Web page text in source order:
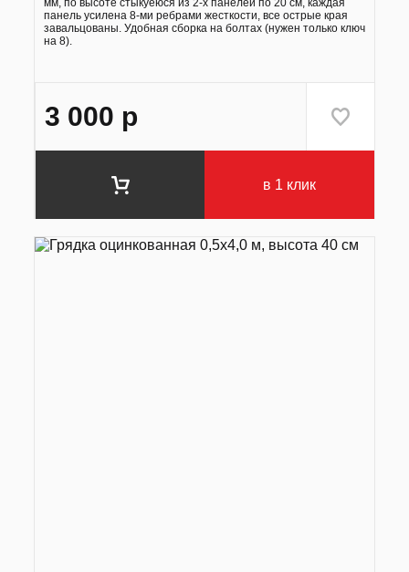
мм, по высоте стыкуеюся из 2-х панелей по 20 см, каждая
панель усилена 8-ми ребрами жесткости, все острые края
завальцованы. Удобная сборка на болтах (нужен только ключ
на 8).
3 000 р
в 1 клик